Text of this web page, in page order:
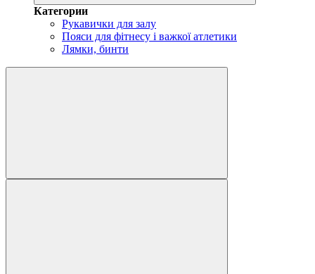
Категории
Рукавички для залу
Пояси для фітнесу і важкої атлетики
Лямки, бинти